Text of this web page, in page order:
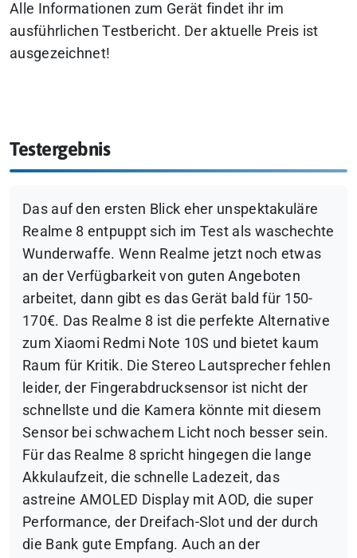
Alle Informationen zum Gerät findet ihr im
ausführlichen Testbericht. Der aktuelle Preis ist
ausgezeichnet!
Testergebnis
Das auf den ersten Blick eher unspektakuläre
Realme 8 entpuppt sich im Test als waschechte
Wunderwaffe. Wenn Realme jetzt noch etwas
an der Verfügbarkeit von guten Angeboten
arbeitet, dann gibt es das Gerät bald für 150-
170€. Das Realme 8 ist die perfekte Alternative
zum Xiaomi Redmi Note 10S und bietet kaum
Raum für Kritik. Die Stereo Lautsprecher fehlen
leider, der Fingerabdrucksensor ist nicht der
schnellste und die Kamera könnte mit diesem
Sensor bei schwachem Licht noch besser sein.
Für das Realme 8 spricht hingegen die lange
Akkulaufzeit, die schnelle Ladezeit, das
astreine AMOLED Display mit AOD, die super
Performance, der Dreifach-Slot und der durch
die Bank gute Empfang. Auch an der